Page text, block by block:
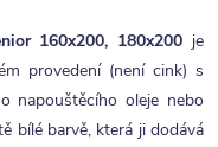
160x200, 180x200 je
provedení (není cink) s
napouštěcího oleje nebo
bílé barvě, která ji dodává